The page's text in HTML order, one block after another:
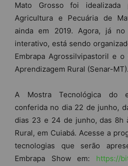
Mato Grosso foi idealizada
Agricultura e Pecuária de
ainda em 2019. Agora, já
interativo, está sendo
Embrapa Agrossilvipastoril e
Aprendizagem Rural (Senar-MT).
A Mostra Tecnológica do
conferida no dia 22 de junho,
dias 23 e 24 de junho, das 8h
Rural, em Cuiabá. Acesse a
tecnologias que serão
Embrapa Show em: https://